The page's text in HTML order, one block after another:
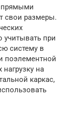
прямыми
свои размеры.
учитывать при
систему в
поэлементной
на
каркас,